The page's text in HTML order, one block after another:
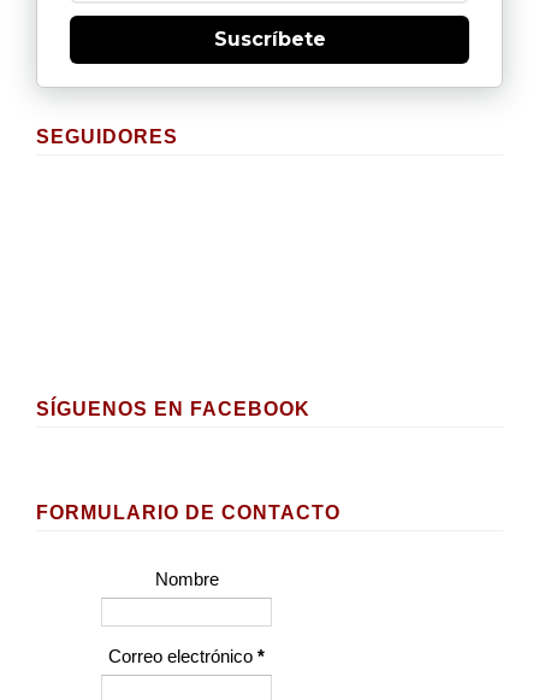
Suscríbete
SEGUIDORES
SÍGUENOS EN FACEBOOK
FORMULARIO DE CONTACTO
Nombre
Correo electrónico *